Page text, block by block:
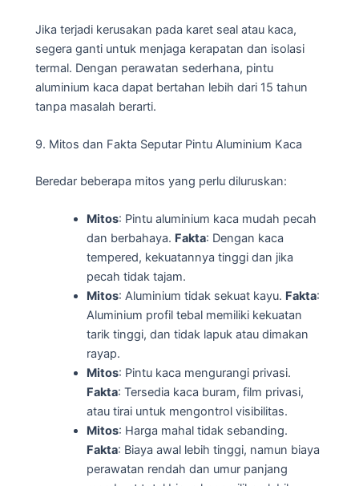
Jika terjadi kerusakan pada karet seal atau kaca,
segera ganti untuk menjaga kerapatan dan isolasi
termal. Dengan perawatan sederhana, pintu
aluminium kaca dapat bertahan lebih dari 15 tahun
tanpa masalah berarti.
9. Mitos dan Fakta Seputar Pintu Aluminium Kaca
Beredar beberapa mitos yang perlu diluruskan:
Mitos: Pintu aluminium kaca mudah pecah
dan berbahaya. Fakta: Dengan kaca
tempered, kekuatannya tinggi dan jika
pecah tidak tajam.
Mitos: Aluminium tidak sekuat kayu. Fakta:
Aluminium profil tebal memiliki kekuatan
tarik tinggi, dan tidak lapuk atau dimakan
rayap.
Mitos: Pintu kaca mengurangi privasi.
Fakta: Tersedia kaca buram, film privasi,
atau tirai untuk mengontrol visibilitas.
Mitos: Harga mahal tidak sebanding.
Fakta: Biaya awal lebih tinggi, namun biaya
perawatan rendah dan umur panjang